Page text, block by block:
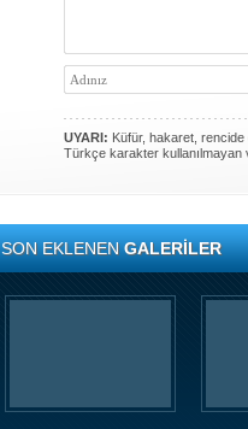
UYARI: Küfür, hakaret, rencide
Türkçe karakter kullanılmayan
SON EKLENENGALERİLER